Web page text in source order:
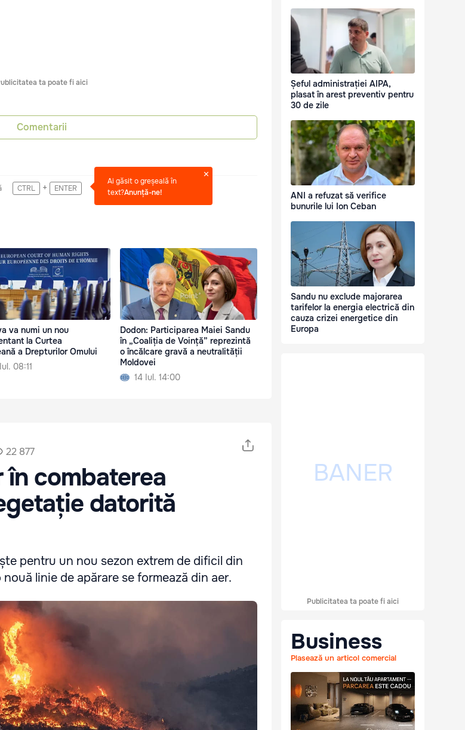
ta poate fi aici
Comentarii
CTRL + ENTER
Ai găsit o greșeală în
text?Anunță-ne!
va numi un nou
la Curtea
a Drepturilor Omului
08:11
Dodon: Participarea Maiei Sandu
în „Coaliția de Voință” reprezintă
o încălcare gravă a neutralității
Moldovei
14 Iul. 14:00
22 877
în combaterea
datorită
pentru un nou sezon extrem de dificil din
linie de apărare se formează din aer.
Șeful administrației AIPA,
plasat în arest preventiv pentru
30 de zile
ANI a refuzat să verifice
bunurile lui Ion Ceban
Sandu nu exclude majorarea
tarifelor la energia electrică din
cauza crizei energetice din
Europa
Publicitatea ta poate fi aici
Business
Plasează un articol comercial